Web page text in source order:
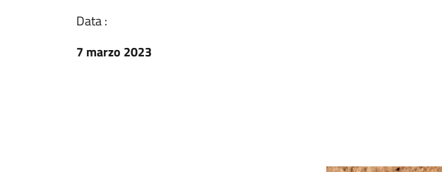
Data :
7 marzo 2023